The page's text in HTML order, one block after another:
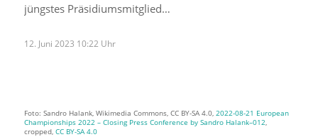
jüngstes Präsidiumsmitglied…
12. Juni 2023 10:22 Uhr
Foto: Sandro Halank, Wikimedia Commons, CC BY-SA 4.0, 2022-08-21 European
Championships 2022 – Closing Press Conference by Sandro Halank–012,
cropped, CC BY-SA 4.0